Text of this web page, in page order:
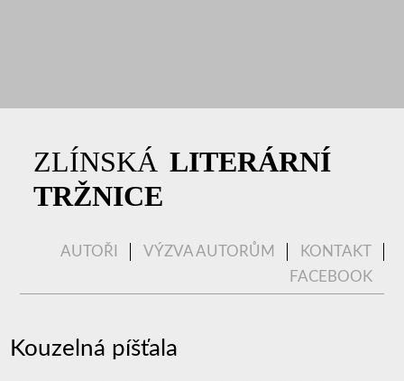
ZLÍNSKÁ| LITERÁRNÍ
TRŽNICE
AUTOŘI VÝZVA AUTORŮM
KONTAKT
FACEBOOK
Kouzelná píšťala